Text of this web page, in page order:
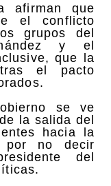
afirman que
el conflicto
grupos del
y el
que la
el pacto
se ve
la salida del
hacia la
por no decir
del